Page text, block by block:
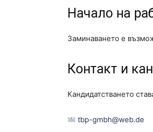
Начало на
Заминаването е
Контакт и
Кандидатстването
tbp-gmbh@web.de